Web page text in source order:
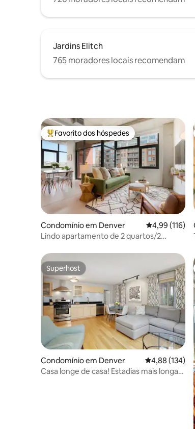
Jardins Elitch
765 moradores locais recomendam
Favoritos dos hóspedes mais apreciados
Favorito dos hóspedes
Condomínio em Denver Classificação
4,99 (116)
Lindo apartamento de 2 quartos/2
da cidade
Superhost
Superhost
Condomínio em Denver Classificação
4,88 (134)
Casa longe de casa! Estadias mais longas!